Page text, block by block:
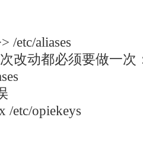
/etc/aliases
改动都必须要做一次
/etc/opiekeys